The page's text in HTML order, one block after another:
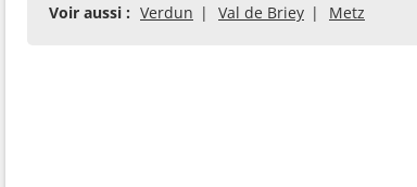
Voir aussi : Verdun Val de Briey Metz